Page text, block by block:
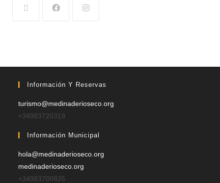
Información Y Reservas
turismo@medinaderioseco.org
+34983720319
Información Municipal
hola@medinaderioseco.org
medinaderioseco.org
+34983700825